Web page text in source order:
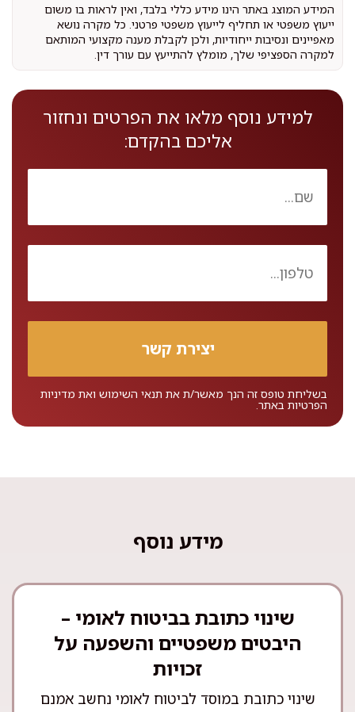
המידע המוצג באתר הינו מידע כללי בלבד, ואין לראות בו משום
ייעוץ משפטי או תחליף לייעוץ משפטי פרטני. כל מקרה נושא
מאפיינים ונסיבות ייחודיות, ולכן לקבלת מענה מקצועי המותאם
למקרה הספציפי שלך, מומלץ להתייעץ עם עורך דין.
למידע נוסף מלאו את הפרטים ונחזור
אליכם בהקדם:
בשליחת טופס זה הנך מאשר/ת את תנאי השימוש ואת מדיניות
הפרטיות באתר.
מידע נוסף
שינוי כתובת בביטוח לאומי –
היבטים משפטיים והשפעה על
זכויות
שינוי כתובת במוסד לביטוח לאומי נחשב אמנם